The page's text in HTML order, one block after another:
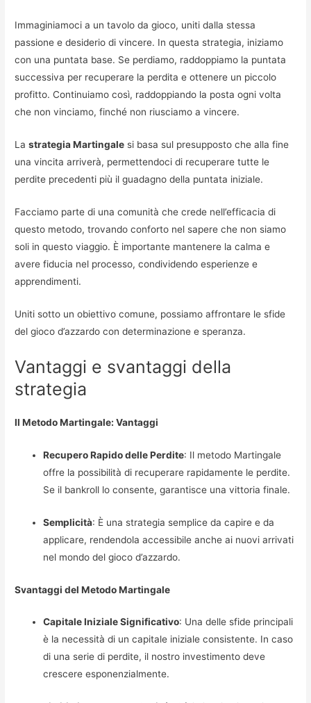
Immaginiamoci a un tavolo da gioco, uniti dalla stessa
passione e desiderio di vincere. In questa strategia, iniziamo
con una puntata base. Se perdiamo, raddoppiamo la puntata
successiva per recuperare la perdita e ottenere un piccolo
profitto. Continuiamo così, raddoppiando la posta ogni volta
che non vinciamo, finché non riusciamo a vincere.
Lastrategia Martingale si basa sul presupposto che alla fine
una vincita arriverà, permettendoci di recuperare tutte le
perdite precedenti più il guadagno della puntata iniziale.
Facciamo parte di una comunità che crede nell’efficacia di
questo metodo, trovando conforto nel sapere che non siamo
soli in questo viaggio. È importante mantenere la calma e
avere fiducia nel processo, condividendo esperienze e
apprendimenti.
Uniti sotto un obiettivo comune, possiamo affrontare le sfide
del gioco d’azzardo con determinazione e speranza.
Vantaggi e svantaggi della
strategia
Il Metodo Martingale: Vantaggi
Recupero Rapido delle Perdite: Il metodo Martingale
offre la possibilità di recuperare rapidamente le perdite.
Se il bankroll lo consente, garantisce una vittoria finale.
Semplicità: È una strategia semplice da capire e da
applicare, rendendola accessibile anche ai nuovi arrivati
nel mondo del gioco d’azzardo.
Svantaggi del Metodo Martingale
Capitale Iniziale Significativo: Una delle sfide principali
è la necessità di un capitale iniziale consistente. In caso
di una serie di perdite, il nostro investimento deve
crescere esponenzialmente.